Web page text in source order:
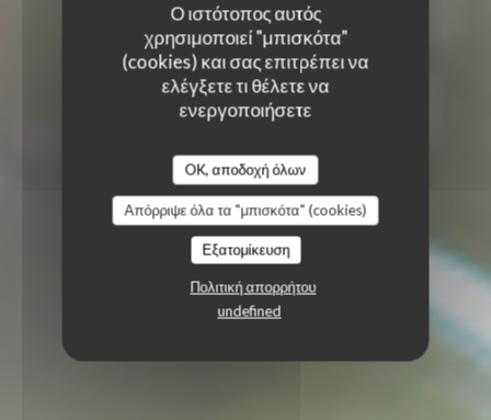
Ο ιστότοπος αυτός
χρησιμοποιεί "μπισκότα"
(cookies) και σας επιτρέπει να
ελέγξετε τι θέλετε να
ενεργοποιήσετε
OK, αποδοχή όλων
Απόρριψε όλα τα "μπισκότα" (cookies)
Εξατομίκευση
Πολιτική απορρήτου
undefined